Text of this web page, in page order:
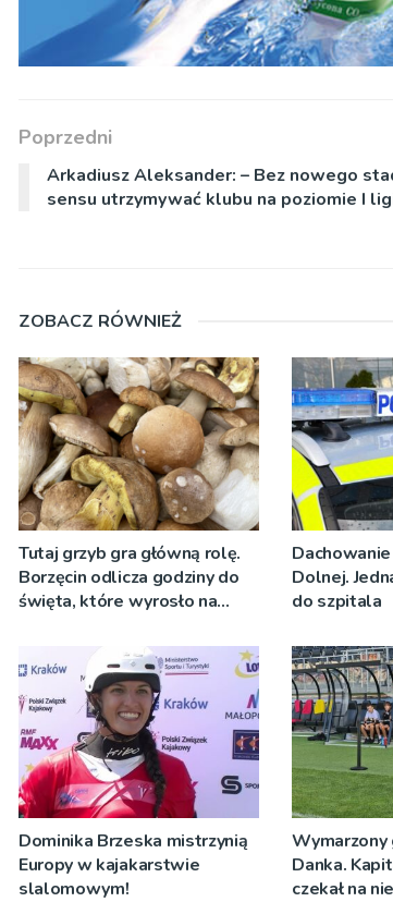
Poprzedni
Arkadiusz Aleksander: – Bez nowego
sensu utrzymywać klubu na poziomie I
ZOBACZ RÓWNIEŻ
Tutaj grzyb gra główną rolę.
Borzęcin odlicza godziny do
święta, które wyrosło na
Dolnej.
do szpitala
Dominika Brzeska mistrzynią
Europy w kajakarstwie
slalomowym!
Danka.
czekał na